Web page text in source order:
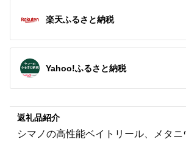
出典：JRE MALLふる
神奈川県 鎌倉市
【鎌倉天幕】ふるさと
ア(座面生地・２枚使
い) KTM-CHSF
寄付金額:60,000 円
出典：ふるさと本舗
大阪府 河内長野市
楽天ふるさと納税
Yahoo!ふるさと納税
返礼品紹介
シマノの高性能ベイトリール、メタ